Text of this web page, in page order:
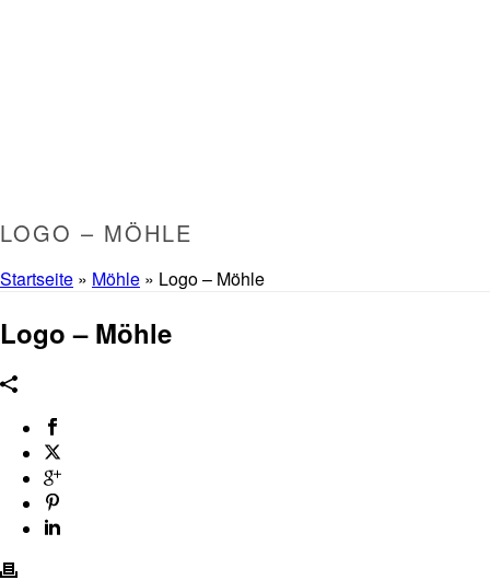
LOGO – MÖHLE
Startseite » Möhle » Logo – Möhle
Logo – Möhle